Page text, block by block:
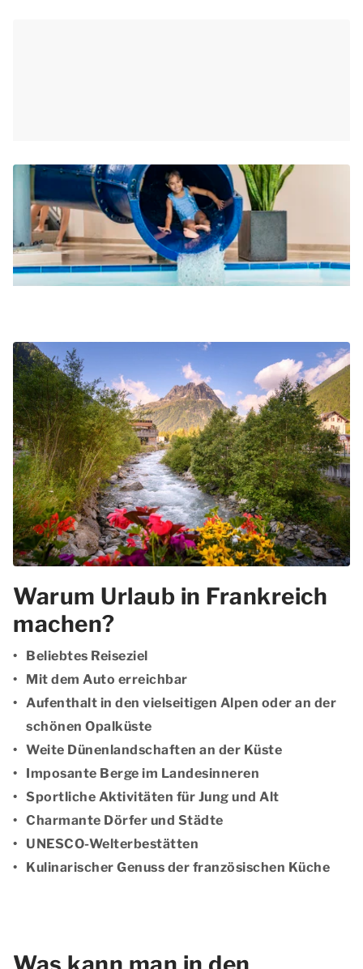
Warum Urlaub in Frankreich
machen?
Beliebtes Reiseziel
Mit dem Auto erreichbar
Aufenthalt in den vielseitigen Alpen oder an der
schönen Opalküste
Weite Dünenlandschaften an der Küste
Imposante Berge im Landesinneren
Sportliche Aktivitäten für Jung und Alt
Charmante Dörfer und Städte
UNESCO-Welterbestätten
Kulinarischer Genuss der französischen Küche